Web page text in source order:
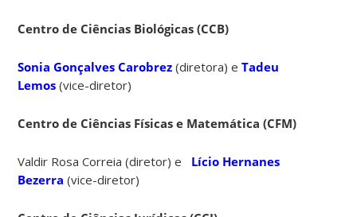
Centro de Ciências Biológicas (CCB)
Sonia Gonçalves Carobrez (diretora) eTadeu
Lemos (vice-diretor)
Centro de Ciências Físicas e Matemática (CFM)
Valdir Rosa Correia (diretor) e Lício Hernanes
Bezerra (vice-diretor)